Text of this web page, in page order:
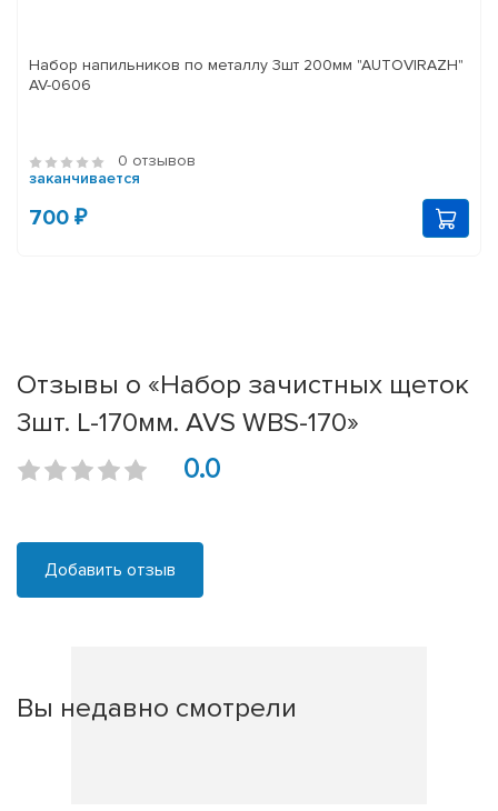
Набор напильников по металлу 3шт 200мм "AUTOVIRAZH"
AV-0606
0 отзывов
заканчивается
700 ₽
Отзывы о «Набор зачистных щеток
3шт. L-170мм. AVS WBS-170»
0.0
Добавить отзыв
Вы недавно смотрели